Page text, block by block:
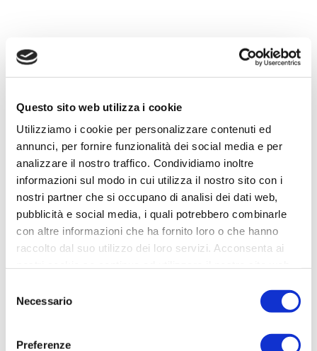
Questo sito web utilizza i cookie
Utilizziamo i cookie per personalizzare contenuti ed
annunci, per fornire funzionalità dei social media e per
analizzare il nostro traffico. Condividiamo inoltre
informazioni sul modo in cui utilizza il nostro sito con i
nostri partner che si occupano di analisi dei dati web,
pubblicità e social media, i quali potrebbero combinarle
con altre informazioni che ha fornito loro o che hanno
raccolto dal suo utilizzo dei loro servizi. Acconsenta ai
delNecessario
Preferenze
‘L’Unionista APS'(Venezia)
entra nella rete di Supporters
in Campo